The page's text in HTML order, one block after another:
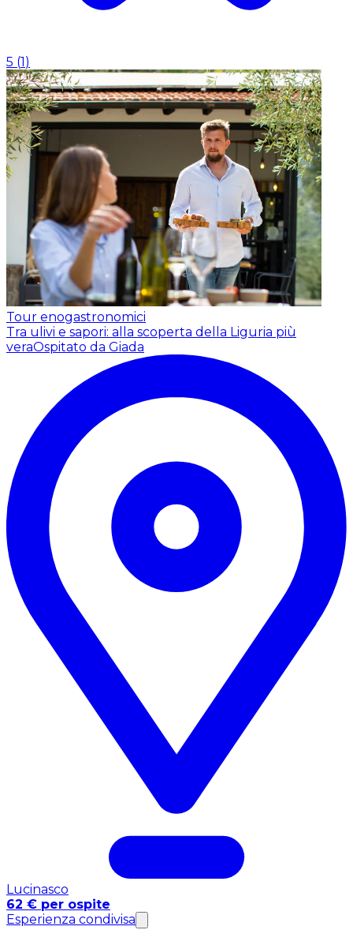
5 (1)
Tour enogastronomici
Tra ulivi e sapori: alla scoperta della Liguria più
veraOspitato da Giada
Lucinasco
62 € per ospite
Esperienza condivisa